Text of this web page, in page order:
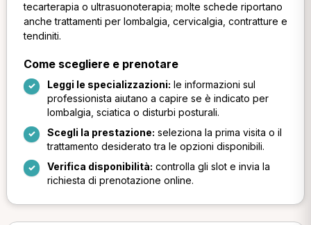
tecarterapia o ultrasuonoterapia; molte schede riportano
anche trattamenti per lombalgia, cervicalgia, contratture e
tendiniti.
Come scegliere e prenotare
Leggi le specializzazioni: le informazioni sul
professionista aiutano a capire se è indicato per
lombalgia, sciatica o disturbi posturali.
Scegli la prestazione: seleziona la prima visita o il
trattamento desiderato tra le opzioni disponibili.
Verifica disponibilità: controlla gli slot e invia la
richiesta di prenotazione online.